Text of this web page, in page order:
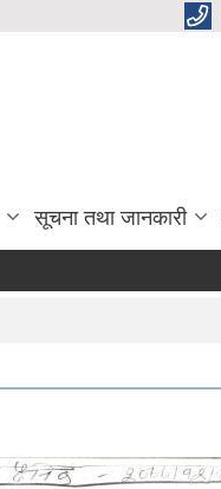
सूचना तथा जानकारी